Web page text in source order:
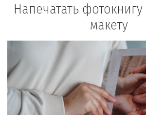
Напечатать
макету